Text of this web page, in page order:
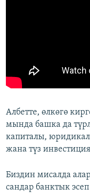
Албетте, өлкөгө
мында башка да
капиталы,
жана түз
Биздин мисалда
сандар банктык